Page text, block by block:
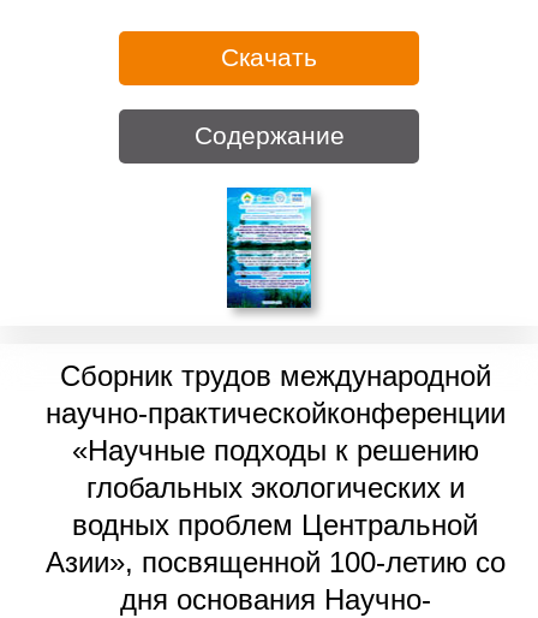
Скачать
Содержание
Сборник трудов международной
научно-практическойконференции
«Научные подходы к решению
глобальных экологических и
водных проблем Центральной
Азии», посвященной 100-летию со
дня основания Научно-